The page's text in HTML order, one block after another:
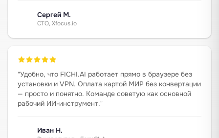
Сергей М.
CTO, Xfocus.io
"Удобно, что FICHI.AI работает прямо в браузере без
установки и VPN. Оплата картой МИР без конвертации
— просто и понятно. Команде советую как основной
рабочий ИИ-инструмент."
Иван Н.